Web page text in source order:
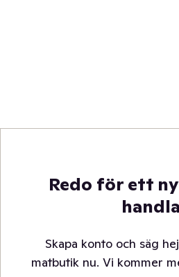
Redo för ett
Skapa konto och säg
matbutik nu. Vi kommer